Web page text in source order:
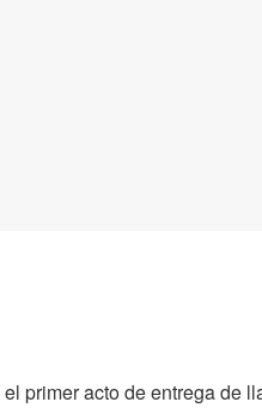
primer acto de entrega de